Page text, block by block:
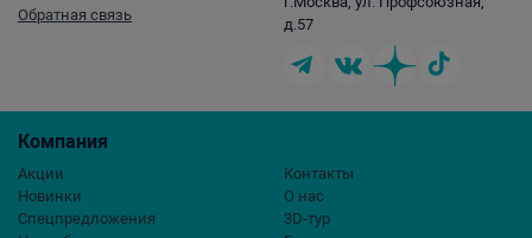
Компания
Акции
Новинки
Спецпредложения
Контакты
О нас
3D-тур
Обратная связь
д.57